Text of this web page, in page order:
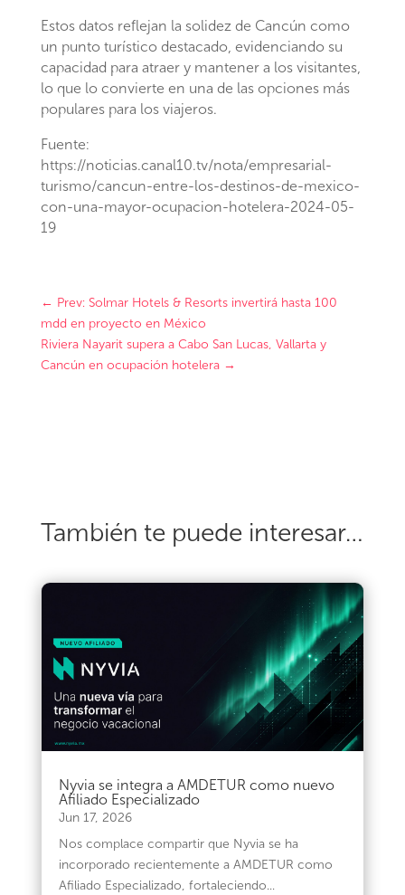
Estos datos reflejan la solidez de Cancún como
un punto turístico destacado, evidenciando su
capacidad para atraer y mantener a los visitantes,
lo que lo convierte en una de las opciones más
populares para los viajeros.
Fuente:
https://noticias.canal10.tv/nota/empresarial-
turismo/cancun-entre-los-destinos-de-mexico-
con-una-mayor-ocupacion-hotelera-2024-05-
19
← Prev: Solmar Hotels & Resorts invertirá hasta 100
mdd en proyecto en México
Riviera Nayarit supera a Cabo San Lucas, Vallarta y
Cancún en ocupación hotelera→
También te puede interesar…
Nyvia se integra a AMDETUR como nuevo
Afiliado Especializado
Jun 17, 2026
Nos complace compartir que Nyvia se ha
incorporado recientemente a AMDETUR como
Afiliado Especializado, fortaleciendo...